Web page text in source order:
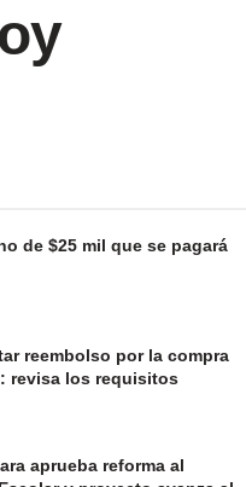
de $25 mil que se pagará
reembolso por la compra
revisa los requisitos
aprueba reforma al